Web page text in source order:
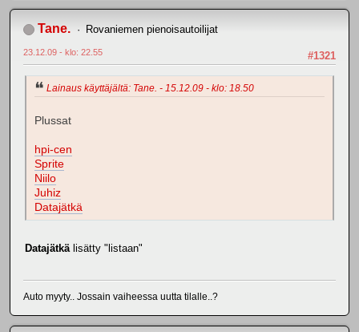
Tane. Rovaniemen pienoisautoilijat
#1321
23.12.09 - klo: 22.55
Lainaus käyttäjältä: Tane. - 15.12.09 - klo: 18.50
Plussat
hpi-cen
Sprite
Niilo
Juhiz
Datajätkä
Datajätkälisätty "listaan"
Auto myyty.. Jossain vaiheessa uutta tilalle..?